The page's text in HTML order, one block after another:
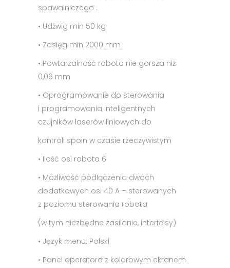
spawalniczego :
• Udźwig min 50 kg
• Zasięg min 2000 mm
• Powtarzalność robota nie gorsza niż
0,06 mm
• Oprogramowanie do sterowania
i programowania inteligentnych
czujników laserów liniowych do
kontroli spoin w czasie rzeczywistym
• Ilość osi robota 6
• Możliwość podłączenia dwóch
dodatkowych osi 40 A – sterowanych
z poziomu sterowania robota
(w tym niezbędne zasilanie, interfejsy)
• Język menu: Polski
• Panel operatora z kolorowym ekranem